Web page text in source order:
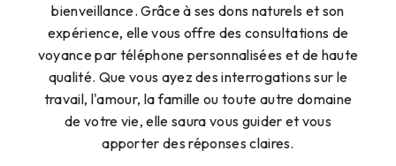
bienveillance. Grâce à ses dons naturels et son
expérience, elle vous offre des consultations de
voyance par téléphone personnalisées et de haute
qualité. Que vous ayez des interrogations sur le
travail, l'amour, la famille ou toute autre domaine
de votre vie, elle saura vous guider et vous
apporter des réponses claires.